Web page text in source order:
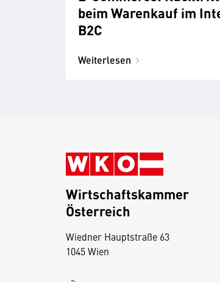
beim Warenkauf im
B2C
Weiterlesen
Wirtschaftskammer
Österreich
Wiedner Hauptstraße 63
1045 Wien